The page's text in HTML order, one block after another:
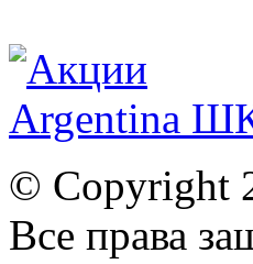
Argentina
© Copyright
Все права